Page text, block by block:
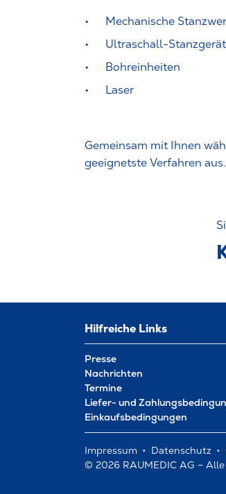
Mechanische
Ultraschall-
Bohreinheiten
Laser
Gemeinsam mit Ihnen
geeignetste Verfahren aus.
Hilfreiche Links
Presse
Nachrichten
Termine
Liefer- und
Einkaufsbedingungen
Impressum Datenschutz
© 2026 RAUMEDIC AG –